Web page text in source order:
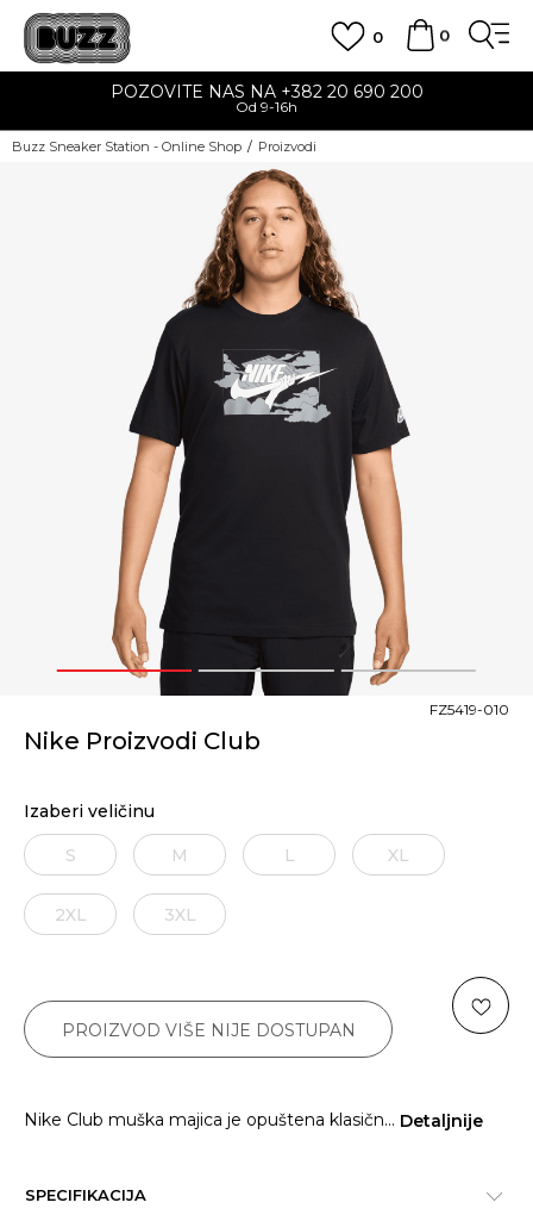
0
0
POZOVITE NAS NA +382 20 690 200
Od 9-16h
Buzz Sneaker Station - Online Shop Proizvodi
1 2 3
Nike Proizvodi Club
FZ5419-010
Izaberi veličinu
S M L XL
2XL 3XL
PROIZVOD VIŠE NIJE DOSTUPAN
Nike Club muška majica je opuštena klasičn... Detaljnije
SPECIFIKACIJA